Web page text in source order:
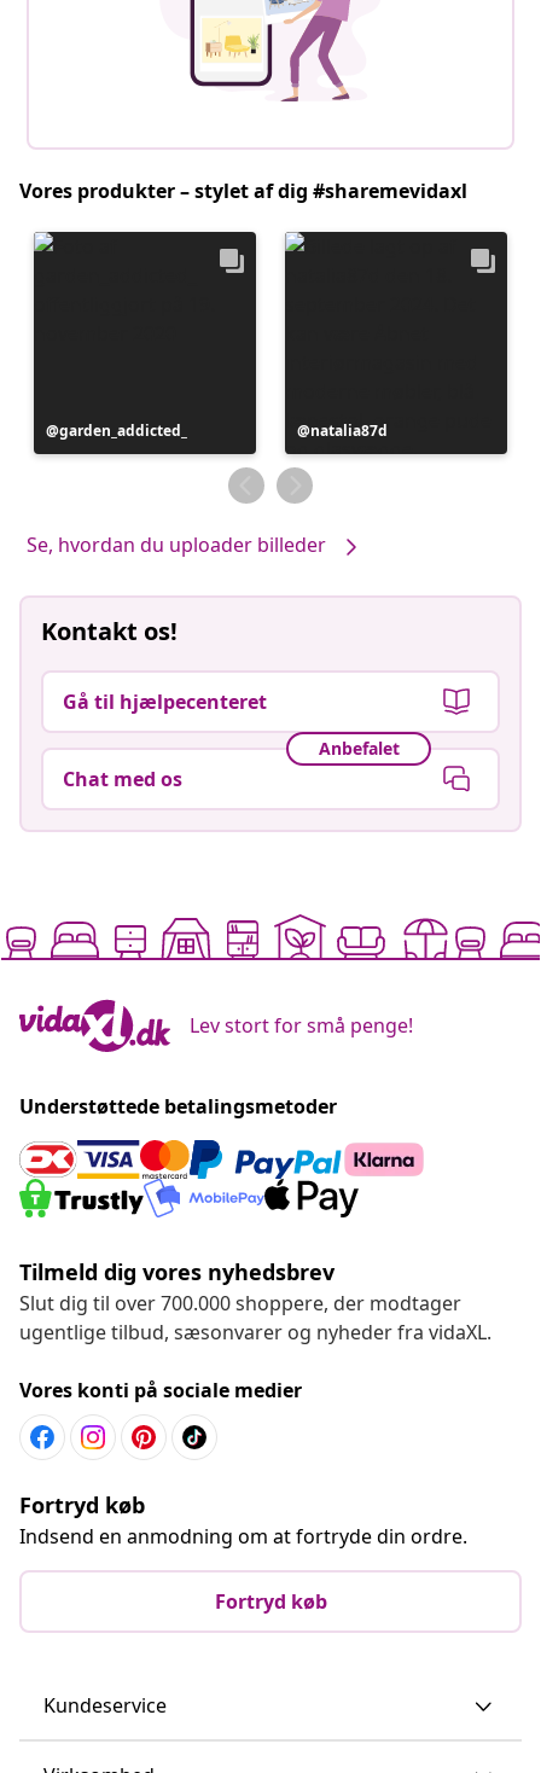
Vores produkter – stylet af dig #sharemevidaxl
Opslag
offentliggjort
garden_addicted_
Opslag
offentliggjort
af
natalia87d
Se, hvordan du uploader billeder
Kontakt os!
Gå til hjælpecenteret
Anbefalet
Chat med os
Lev stort for små penge!
Understøttede betalingsmetoder
Tilmeld dig vores nyhedsbrev
Slut dig til over 700.000 shoppere, der modtager
ugentlige tilbud, sæsonvarer og nyheder fra vidaXL.
Vores konti på sociale medier
Fortryd køb
Indsend en anmodning om at fortryde din ordre.
Fortryd køb
Kundeservice